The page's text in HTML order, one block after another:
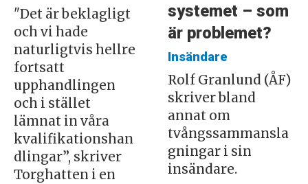
"Det är beklagligt
och vi hade
naturligtvis hellre
fortsatt
upphandlingen
och i stället
lämnat in våra
kvalifikationshan
dlingar”, skriver
Torghatten i en
systemet – som
är problemet?
Insändare
Rolf Granlund (ÅF)
skriver bland
annat om
tvångssammansla
gningar i sin
insändare.